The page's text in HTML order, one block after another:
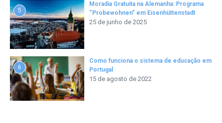
5
Moradia Gratuita na Alemanha: Programa
“Probewohnen” em Eisenhüttenstadt
25 de junho de 2025
6
Como funciona o sistema de educação em
Portugal
15 de agosto de 2022